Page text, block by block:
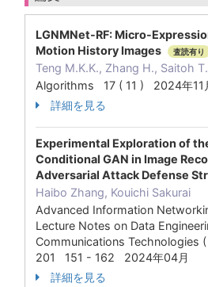
LGNMNet-RF: Micro-
Motion History Images
査読有り
Teng M.K.K., Zhang H., Saitoh T.
Algorithms 17 ( 11 ) 2024年11
詳細を見る
Experimental Exploration of
Conditional GAN in Image
Adversarial Attack Defense
Haibo Zhang, Kouichi Sakurai
Advanced Information
Lecture Notes on Data
Communications Technologies
201 151 - 162 2024年04月
詳細を見る